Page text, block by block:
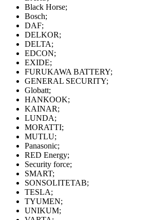
Black Horse;
Bosch;
DAF;
DELKOR;
DELTA;
EDCON;
EXIDE;
FURUKAWA BATTERY;
GENERAL SECURITY;
Globatt;
HANKOOK;
KAINAR;
LUNDA;
MORATTI;
MUTLU;
Panasonic;
RED Energy;
Security force;
SMART;
SONSOLITETAB;
TESLA;
TYUMEN;
UNIKUM;